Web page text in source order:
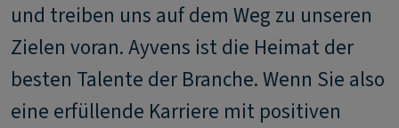
und treiben uns auf dem Weg zu unseren
Zielen voran. Ayvens ist die Heimat der
besten Talente der Branche. Wenn Sie also
eine erfüllende Karriere mit positiven